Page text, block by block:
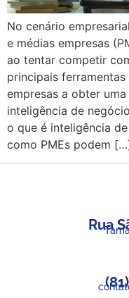
No cenário
e médias empresas
ao tentar competir
principais
empresas a obter
inteligência de
o que é inteligência
como PMEs podem
Rua